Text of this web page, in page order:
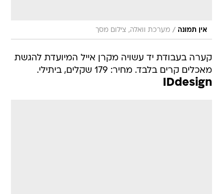
אין תמונה / מערכת וואלה, צילום מסך
קערה בעבודת יד עשויה מקרן אייל המיועדת להגשת
מאכלים קרים בלבד. מחיר: 179 שקלים, ביתילי.
IDdesign